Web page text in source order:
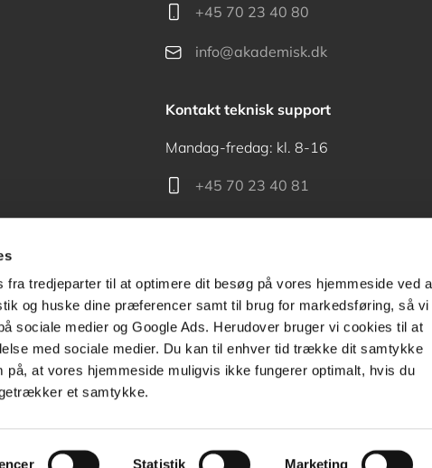
fra tredjeparter til at optimere dit besøg på vores hjemmeside ved
og huske dine præferencer samt til brug for markedsføring, så vi
sociale medier og Google Ads. Herudover bruger vi cookies til at
med sociale medier. Du kan til enhver tid trække dit samtykke
at vores hjemmeside muligvis ikke fungerer optimalt, hvis du
et samtykke.
Statistik Marketing
+45 70 23 40 80
info@akademisk.dk
Kontakt teknisk support
Mandag-fredag: kl. 8-16
+45 70 23 40 81
Kontakt receptionen
+45 70 24 00 00